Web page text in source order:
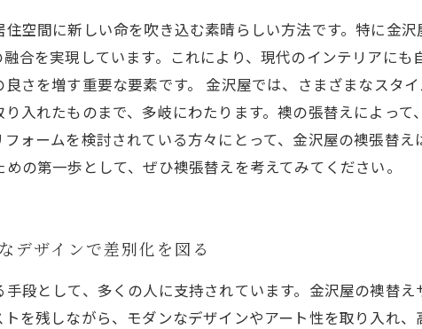
空間に新しい命を吹き込む素晴らしい方法です。特に金
合を実現しています。これにより、現代のインテリアに
さを増す重要な要素です。 金沢屋では、さまざまなスタ
入れたものまで、多岐にわたります。襖の張替えによっ
ォームを検討されている方々にとって、金沢屋の襖張替
の第一歩として、ぜひ襖張替えを考えてみてください。
デザインで差別化を図る
段として、多くの人に支持されています。金沢屋の襖替
を残しながら、モダンなデザインやアート性を取り入れ